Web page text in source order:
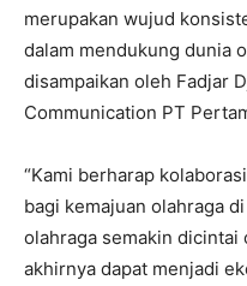
merupakan wujud
dalam mendukung dunia
disampaikan oleh Fadjar
Communication PT
“Kami berharap
bagi kemajuan olahraga
olahraga semakin dicintai
akhirnya dapat menjadi